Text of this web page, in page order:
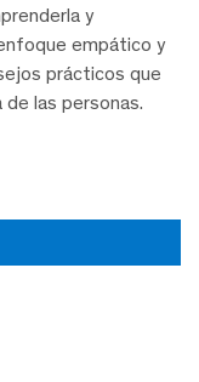
y
empático y
prácticos que
las personas.